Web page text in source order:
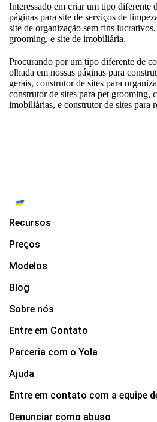
Interessado em criar um tipo diferente
páginas para site de serviços de
site de organização sem fins lucrativos,
grooming, e site de imobiliária.
Procurando por um tipo diferente de
olhada em nossas páginas para
gerais, construtor de sites para
construtor de sites para pet grooming,
imobiliárias, e construtor de sites para
Recursos
Preços
Modelos
Blog
Sobre nós
Entre em Contato
Parceria com o Yola
Ajuda
Entre em contato com a equipe
Denunciar como abuso